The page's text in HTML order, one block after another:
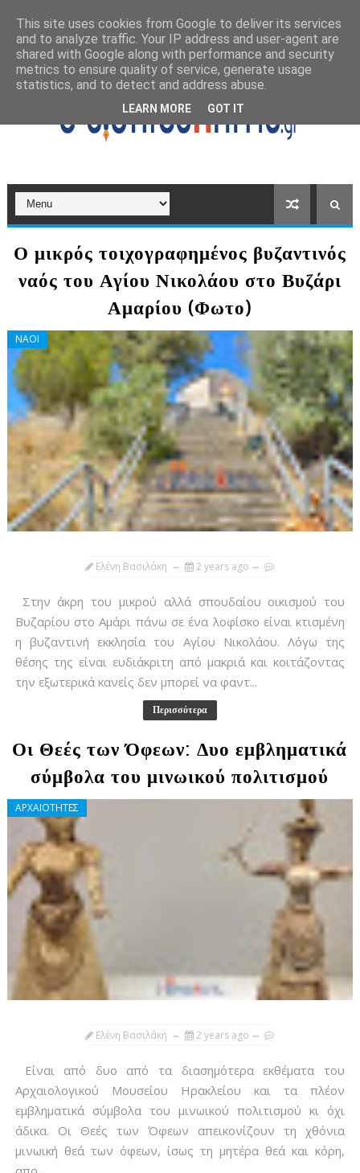
Ο μικρός τοιχογραφημένος βυζαντινός
ναός του Αγίου Νικολάου στο Βυζάρι
Αμαρίου (Φωτο)
ΝΑΟΙ
Ελένη Βασιλάκη 2 years ago
Στην άκρη του μικρού αλλά σπουδαίου οικισμού του
Βυζαρίου στο Αμάρι πάνω σε ένα λοφίσκο είναι κτισμένη
η βυζαντινή εκκλησία του Αγίου Νικολάου. Λόγω της
θέσης της είναι ευδιάκριτη από μακριά και κοιτάζοντας
την εξωτερικά κανείς δεν μπορεί να φαντ...
Περισσότερα
Οι Θεές των Όφεων: Δυο εμβληματικά
σύμβολα του μινωικού πολιτισμού
ΑΡΧΑΙΟΤΗΤΕΣ
Ελένη Βασιλάκη 2 years ago
Είναι από δυο από τα διασημότερα εκθέματα του
Αρχαιολογικού Μουσείου Ηρακλείου και τα πλέον
εμβληματικά σύμβολα του μινωικού πολιτισμού κι όχι
άδικα. Οι Θεές των Όφεων απεικονίζουν τη χθόνια
μινωική θεά των όφεων, ίσως τη μητέρα θεά και κόρη,
This site uses cookies from Google to deliver its services
and to analyze traffic. Your IP address and user-agent are
shared with Google along with performance and security
metrics to ensure quality of service, generate usage
statistics, and to detect and address abuse.
LEARN MORE GOT IT